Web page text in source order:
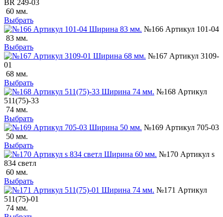
BR 249-03
60 мм.
Выбрать
№166 Артикул 101-04
83 мм.
Выбрать
№167 Артикул 3109-
01
68 мм.
Выбрать
№168 Артикул
511(75)-33
74 мм.
Выбрать
№169 Артикул 705-03
50 мм.
Выбрать
№170 Артикул s
834 светл
60 мм.
Выбрать
№171 Артикул
511(75)-01
74 мм.